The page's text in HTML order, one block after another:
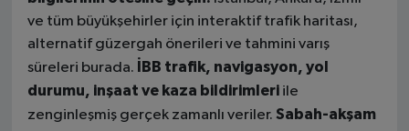
ve tüm büyükşehirler için interaktif trafik haritası,
alternatif güzergah önerileri ve tahmini varış
süreleri burada.
İBB trafik, navigasyon, yol
durumu, inşaat ve kaza bildirimleriile
zenginleşmiş gerçek zamanlı veriler. Sabah-akşam